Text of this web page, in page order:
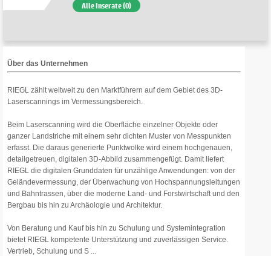
Alle Inserate (0)
Über das Unternehmen
RIEGL zählt weltweit zu den Marktführern auf dem Gebiet des 3D-
Laserscannings im Vermessungsbereich.
Beim Laserscanning wird die Oberfläche einzelner Objekte oder
ganzer Landstriche mit einem sehr dichten Muster von Messpunkten
erfasst. Die daraus generierte Punktwolke wird einem hochgenauen,
detailgetreuen, digitalen 3D-Abbild zusammengefügt. Damit liefert
RIEGL die digitalen Grunddaten für unzählige Anwendungen: von der
Geländevermessung, der Überwachung von Hochspannungsleitungen
und Bahntrassen, über die moderne Land- und Forstwirtschaft und den
Bergbau bis hin zu Archäologie und Architektur.
Von Beratung und Kauf bis hin zu Schulung und Systemintegration
bietet RIEGL kompetente Unterstützung und zuverlässigen Service.
Vertrieb, Schulung und S ...